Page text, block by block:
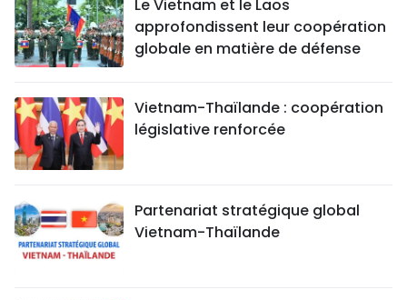
Le Vietnam et le Laos
approfondissent leur coopération
globale en matière de défense
Vietnam-Thaïlande : coopération
législative renforcée
Partenariat stratégique global
Vietnam-Thaïlande